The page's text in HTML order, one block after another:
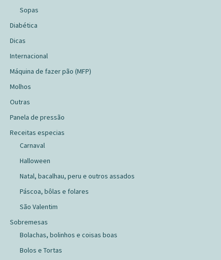
Sopas
Diabética
Dicas
Internacional
Máquina de fazer pão (MFP)
Molhos
Outras
Panela de pressão
Receitas especias
Carnaval
Halloween
Natal, bacalhau, peru e outros assados
Páscoa, bôlas e folares
São Valentim
Sobremesas
Bolachas, bolinhos e coisas boas
Bolos e Tortas